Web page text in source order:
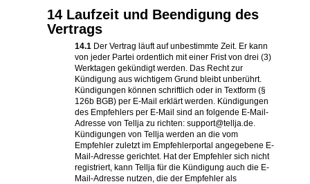
14 Laufzeit und Beendigung des
Vertrags
14.1 Der Vertrag läuft auf unbestimmte Zeit. Er kann
von jeder Partei ordentlich mit einer Frist von drei (3)
Werktagen gekündigt werden. Das Recht zur
Kündigung aus wichtigem Grund bleibt unberührt.
Kündigungen können schriftlich oder in Textform (§
126b BGB) per E-Mail erklärt werden. Kündigungen
des Empfehlers per E-Mail sind an folgende E-Mail-
Adresse von Tellja zu richten: support@tellja.de.
Kündigungen von Tellja werden an die vom
Empfehler zuletzt im Empfehlerportal angegebene E-
Mail-Adresse gerichtet. Hat der Empfehler sich nicht
registriert, kann Tellja für die Kündigung auch die E-
Mail-Adresse nutzen, die der Empfehler als